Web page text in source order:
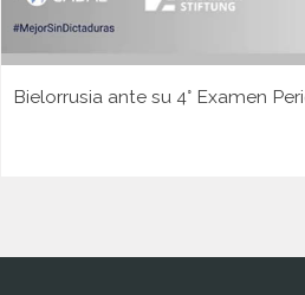
Bielorrusia ante su 4° Examen